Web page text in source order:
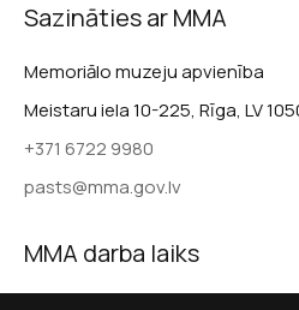
Sazināties ar MMA
Memoriālo muzeju apvienība
Meistaru iela 10-225, Rīga, LV
+371 6722 9980
pasts@mma.gov.lv
MMA darba laiks